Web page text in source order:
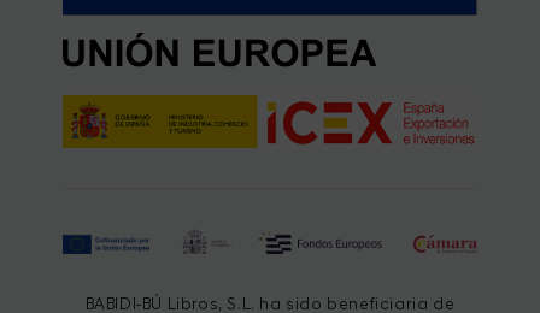
BABIDI-BÚ Libros, S.L. ha sido beneficiaria de